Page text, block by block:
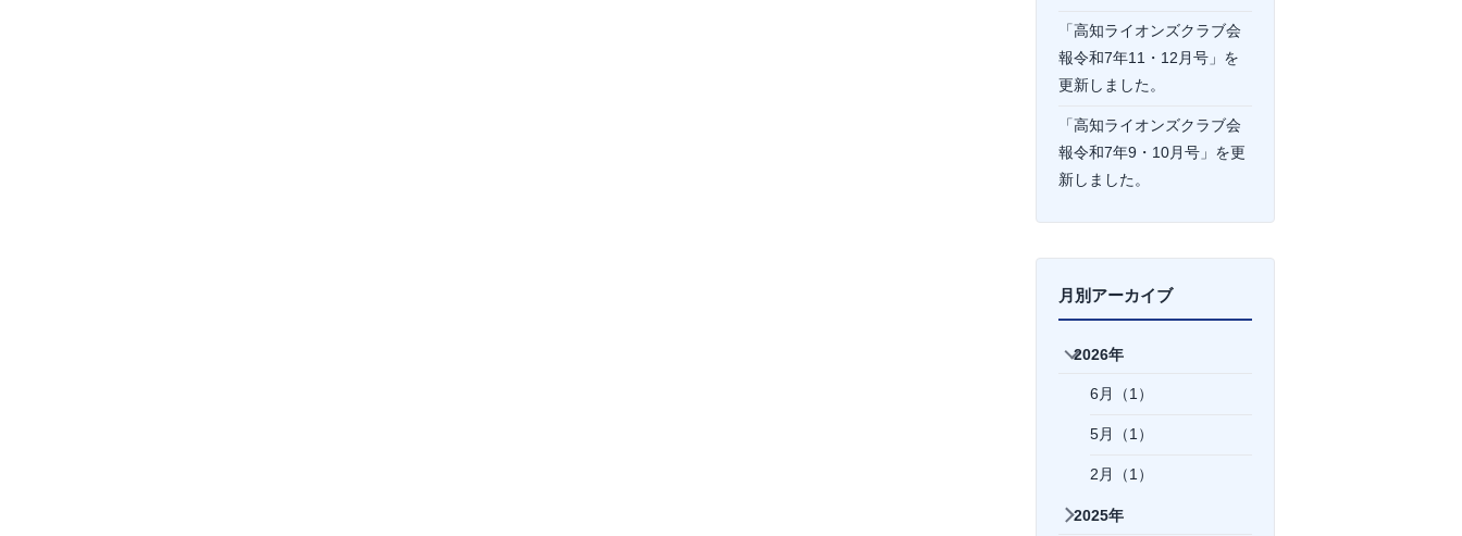
「高知ライオンズクラブ会
報令和7年11・12月号」を
更新しました。
「高知ライオンズクラブ会
報令和7年9・10月号」を更
新しました。
月別アーカイブ
2026年
6月（1）
5月（1）
2月（1）
2025年